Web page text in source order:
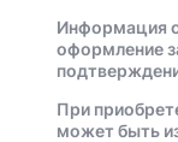
Информация
оформление
При
может быть